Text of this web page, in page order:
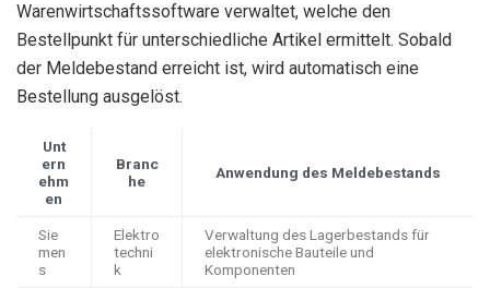
Warenwirtschaftssoftware verwaltet, welche den
Bestellpunkt für unterschiedliche Artikel ermittelt. Sobald
der Meldebestand erreicht ist, wird automatisch eine
Bestellung ausgelöst.
Unt
ern
ehm
en
Branc
he
Anwendung des Meldebestands
Sie
men
s
Elektro
techni
k
Verwaltung des Lagerbestands für
elektronische Bauteile und
Komponenten